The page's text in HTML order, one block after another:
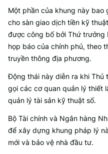
Một phần của khung này
cho sàn giao dịch tiền kỹ
được công bố bởi Thứ trưởng
họp báo của chính phủ, theo
truyền thông địa phương.
Động thái này diễn ra khi Thủ
gọi các cơ quan quản lý thiết
quản lý tài sản kỹ thuật số.
Bộ Tài chính và Ngân hàng
để xây dựng khung pháp lý
mới và bảo vệ nhà đầu tư.